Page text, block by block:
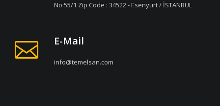
No:55/1 Zip Code : 34522 - Esenyurt / İSTANBUL
E-Mail
info@temelsan.com